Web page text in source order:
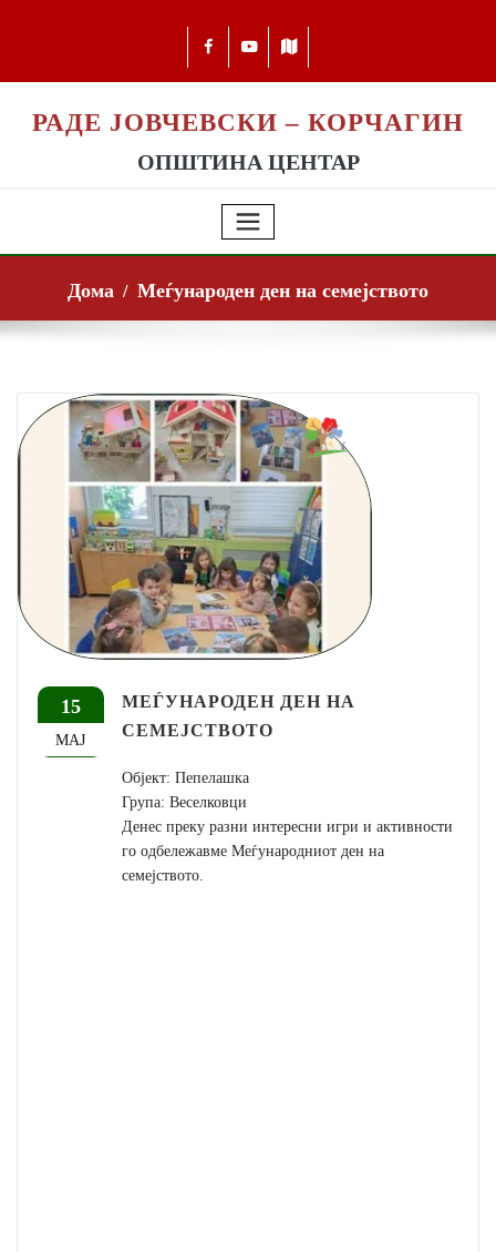
РАДЕ ЈОВЧЕВСКИ – КОРЧАГИН
ОПШТИНА ЦЕНТАР
Дома Меѓународен ден на семејството
15
МАЈ
МЕЃУНАРОДЕН ДЕН НА
СЕМЕЈСТВОТО
Објект: Пепелашка
Група: Веселковци
Денес преку разни интересни игри и активности
го одбележавме Меѓународниот ден на
семејството.